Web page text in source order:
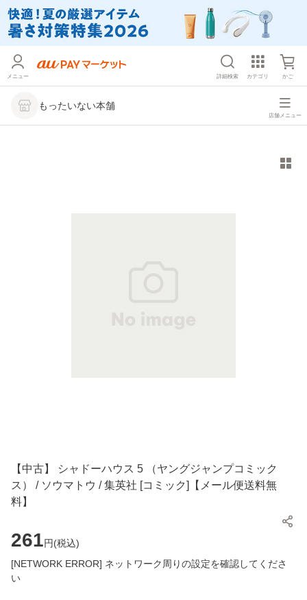
メニュー 詳細検索 カテゴリ かご
もったいない本舗
店舗メニュー
【中古】 シャドーハウス 5 （ヤングジャンプコミック
ス） / ソウマトウ / 集英社 [コミック]【メール便送料無
料】
261円(税込)
[NETWORK ERROR] ネットワーク周りの設定を確認してくださ
い